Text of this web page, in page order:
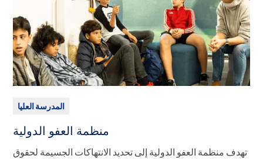
المدرسة العليا
منظمة العفو الدولية
تهدف منظمة العفو الدولية إلى تحديد الانتهاكات الجسيمة لحقوق